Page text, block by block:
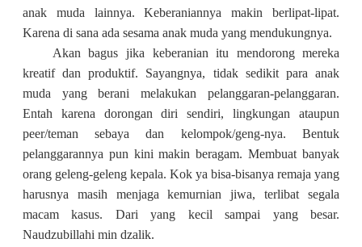
anak muda lainnya. Keberaniannya makin berlipat-lipat.
Karena di sana ada sesama anak muda yang mendukungnya.
Akan bagus jika keberanian itu mendorong mereka
kreatif dan produktif. Sayangnya, tidak sedikit para anak
muda yang berani melakukan pelanggaran-pelanggaran.
Entah karena dorongan diri sendiri, lingkungan ataupun
peer/teman sebaya dan kelompok/geng-nya. Bentuk
pelanggarannya pun kini makin beragam. Membuat banyak
orang geleng-geleng kepala. Kok ya bisa-bisanya remaja yang
harusnya masih menjaga kemurnian jiwa, terlibat segala
macam kasus. Dari yang kecil sampai yang besar.
Naudzubillahi min dzalik.